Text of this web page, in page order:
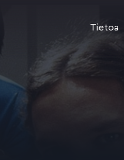
Tietoa